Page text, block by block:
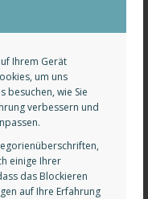
Ihrem Gerät
um uns
besuchen, wie Sie
verbessern und
einige Ihrer
das Blockieren
auf Ihre Erfahrung
zeigen. Es